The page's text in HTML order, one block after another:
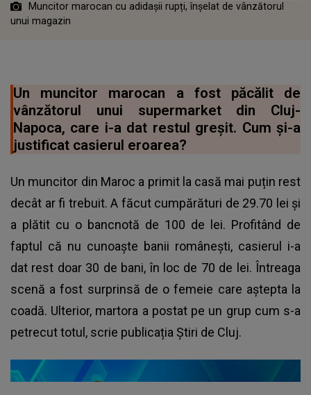
Muncitor marocan cu adidașii rupți, înșelat de vânzătorul
unui magazin
Un muncitor marocan a fost păcălit de
vânzătorul unui supermarket din Cluj-
Napoca, care i-a dat restul greșit. Cum și-a
justificat casierul eroarea?
Un muncitor din Maroc a primit la casă mai puțin rest
decât ar fi trebuit. A făcut cumpărături de 29.70 lei și
a plătit cu o bancnotă de 100 de lei. Profitând de
faptul că nu cunoaște banii românești, casierul i-a
dat rest doar 30 de bani, în loc de 70 de lei. Întreaga
scenă a fost surprinsă de o femeie care aștepta la
coadă. Ulterior, martora a postat pe un grup cum s-a
petrecut totul, scrie publicația Știri de Cluj.